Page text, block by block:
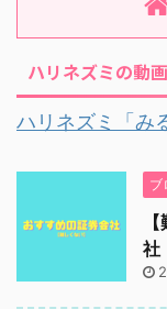
ハリネズミの動
ハリネズミ「み
ブ
社